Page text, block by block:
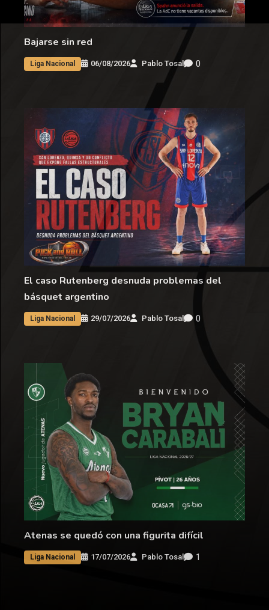
Bajarse sin red
Liga Nacional 06/08/2026 Pablo Tosal 0
El caso Rutenberg desnuda problemas del
básquet argentino
Liga Nacional 29/07/2026 Pablo Tosal 0
Atenas se quedó con una figurita difícil
Liga Nacional 17/07/2026 Pablo Tosal 1